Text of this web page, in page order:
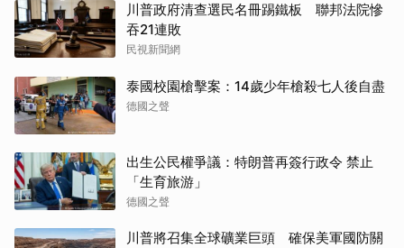
川普政府清查選民名冊踢鐵板 聯邦法院慘
吞21連敗
民視新聞網
泰國校園槍擊案：14歲少年槍殺七人後自盡
德國之聲
出生公民權爭議：特朗普再簽行政令 禁止
「生育旅游」
德國之聲
川普將召集全球礦業巨頭 確保美軍國防關